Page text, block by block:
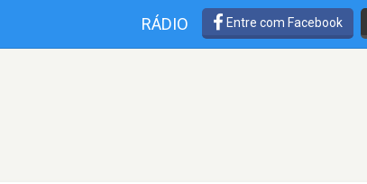
RÁDIO Entre com Facebook